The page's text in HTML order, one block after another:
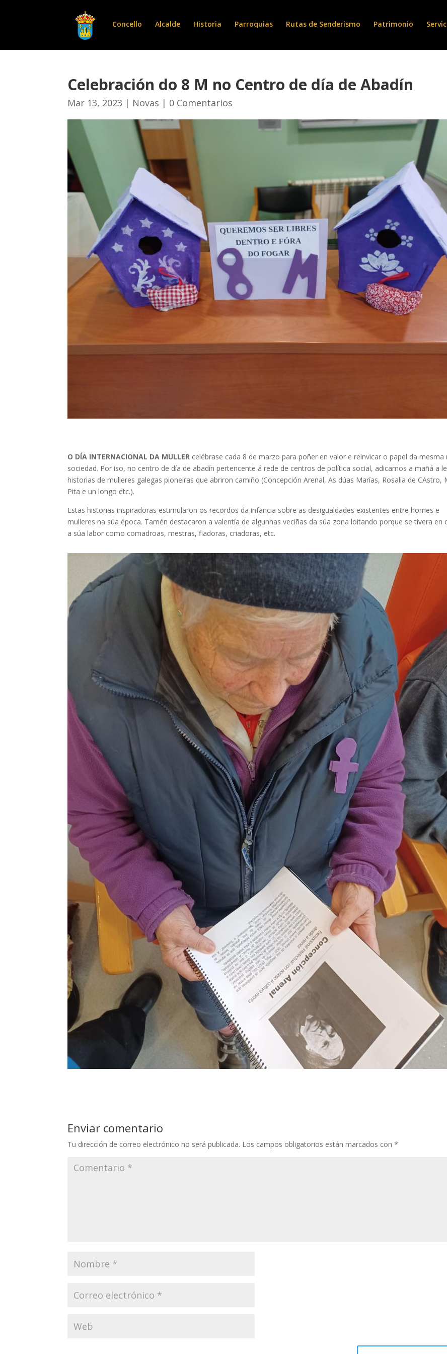
Concello Alcalde Historia Parroquias Rutas de Senderismo Patrimonio
Celebración do 8 M no Centro de día de Abadín
Mar 13, 2023 | Novas | 0 Comentarios
O DÍA INTERNACIONAL DA MULLER celébrase cada 8 de marzo para poñer en valor e reinvicar o papel da mesma
sociedad. Por iso, no centro de día de abadín pertencente á rede de centros de política social, adicamos a mañá a
historias de mulleres galegas pioneiras que abriron camiño (Concepción Arenal, As dúas Marías, Rosalia de CAstro,
Pita e un longo etc.).
Estas historias inspiradoras estimularon os recordos da infancia sobre as desigualdades existentes entre homes e
mulleres na súa época. Tamén destacaron a valentía de algunhas veciñas da súa zona loitando porque se tivera en
a súa labor como comadroas, mestras, fiadoras, criadoras, etc.
Enviar comentario
Tu dirección de correo electrónico no será publicada. Los campos obligatorios están marcados con*